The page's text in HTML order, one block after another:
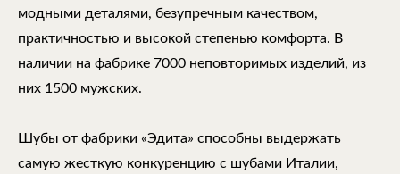
модными деталями, безупречным качеством,
практичностью и высокой степенью комфорта. В
наличии на фабрике 7000 неповторимых изделий, из
них 1500 мужских.
Шубы от фабрики «Эдита» способны выдержать
самую жесткую конкуренцию с шубами Италии,